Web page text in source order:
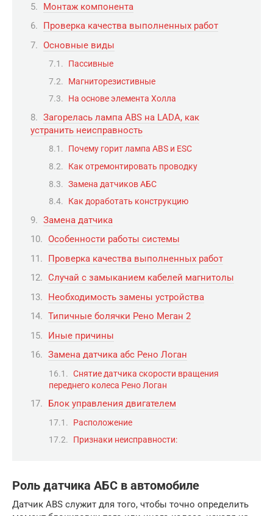
Монтаж компонента
Проверка качества выполненных работ
Основные виды
Пассивные
Магниторезистивные
На основе элемента Холла
Загорелась лампа ABS на LADA, как
устранить неисправность
Почему горит лампа ABS и ESC
Как отремонтировать проводку
Замена датчиков АБС
Как доработать конструкцию
Замена датчика
Особенности работы системы
Проверка качества выполненных работ
Случай с замыканием кабелей магнитолы
Необходимость замены устройства
Типичные болячки Рено Меган 2
Иные причины
Замена датчика абс Рено Логан
Снятие датчика скорости вращения
переднего колеса Рено Логан
Блок управления двигателем
Расположение
Признаки неисправности:
Роль датчика АБС в автомобиле
Датчик ABS служит для того, чтобы точно определить